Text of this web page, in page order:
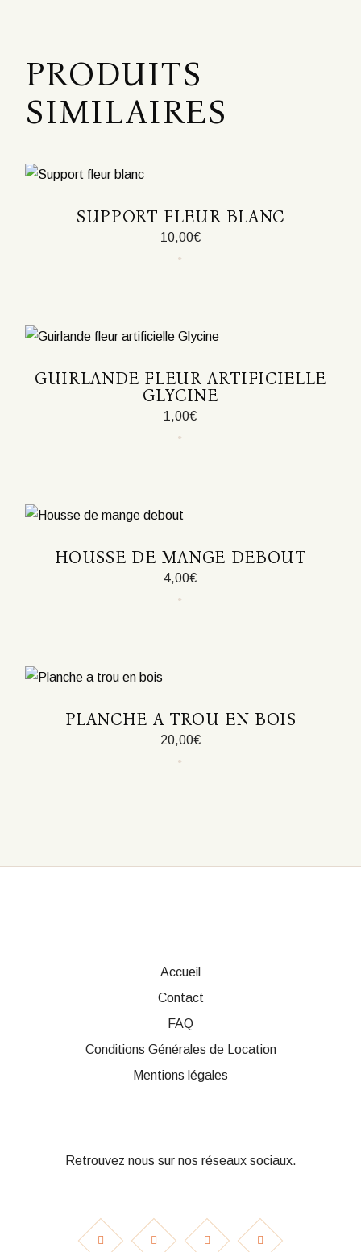
PRODUITS
SIMILAIRES
SUPPORT FLEUR BLANC
10,00€
GUIRLANDE FLEUR ARTIFICIELLE
GLYCINE
1,00€
HOUSSE DE MANGE DEBOUT
4,00€
Ce
choisies
sur
la
page
PLANCHE A TROU EN BOIS
20,00€
Accueil
Contact
FAQ
Conditions Générales de Location
Mentions légales
Retrouvez nous sur nos réseaux sociaux.